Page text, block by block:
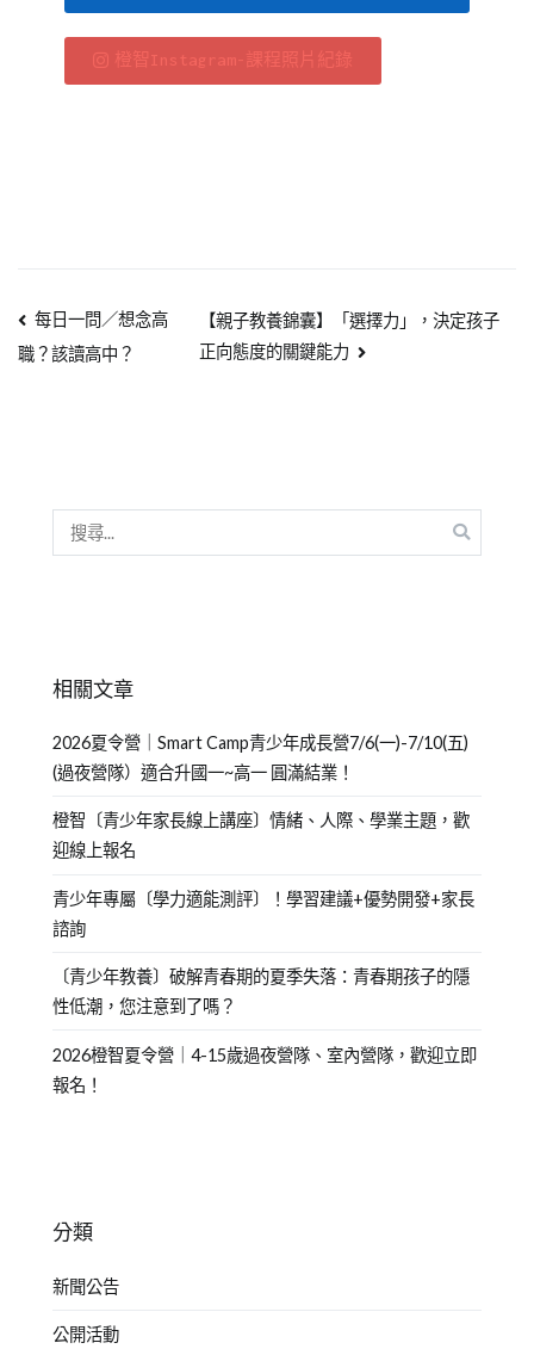
橙智Instagram-課程照片紀錄
每日一問／想念高
職？該讀高中？
【親子教養錦囊】「選擇力」，決定孩子
正向態度的關鍵能力
相關文章
2026夏令營｜Smart Camp青少年成長營7/6(一)-7/10(五)
(過夜營隊）適合升國一~高一 圓滿結業！
橙智〔青少年家長線上講座〕情緒、人際、學業主題，歡
迎線上報名
青少年專屬〔學力適能測評〕！學習建議+優勢開發+家長
諮詢
〔青少年教養〕破解青春期的夏季失落：青春期孩子的隱
性低潮，您注意到了嗎？
2026橙智夏令營｜4-15歲過夜營隊、室內營隊，歡迎立即
報名！
分類
新聞公告
公開活動